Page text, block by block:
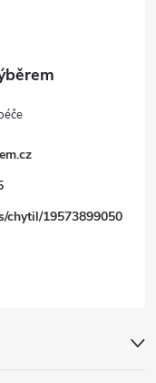
chytil/19573899050